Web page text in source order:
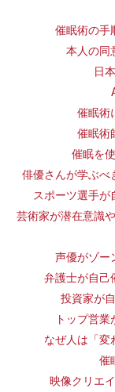
催眠術の手
本人の同
日
催眠術
催眠術
催眠を
俳優さんが学ぶべ
スポーツ選手が
芸術家が潜在意識
声優がゾー
弁護士が自己
投資家が
トップ営
なぜ人は「変
催
映像クリエ